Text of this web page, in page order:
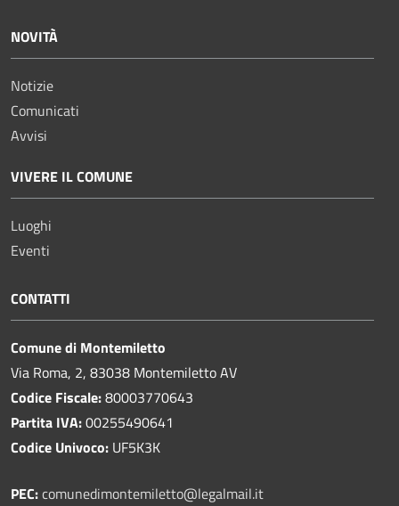
NOVITÀ
Notizie
Comunicati
Avvisi
VIVERE IL COMUNE
Luoghi
Eventi
CONTATTI
Comune di Montemiletto
Via Roma, 2, 83038 Montemiletto AV
Codice Fiscale:80003770643
Partita IVA:00255490641
Codice Univoco: UF5K3K
PEC:comunedimontemiletto@legalmail.it